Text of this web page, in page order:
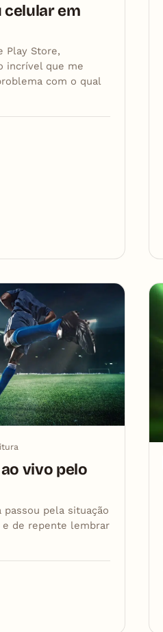
celular em
Play Store,
incrível que me
com o qual
vivo pelo
passou pela situação
e de repente lembrar